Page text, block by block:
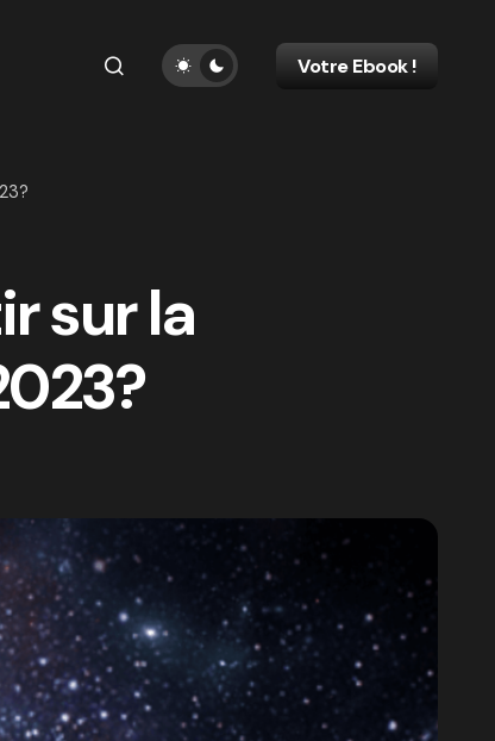
Votre Ebook !
sur la